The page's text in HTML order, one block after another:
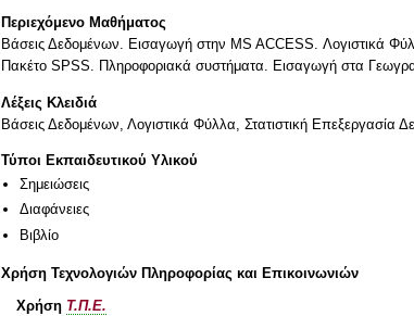
Περιεχόμενο Μαθήματος
Βάσεις Δεδομένων. Εισαγωγή στην MS ACCESS. Λογιστικά
Πακέτο SPSS. Πληροφοριακά συστήματα. Εισαγωγή στα
Λέξεις Κλειδιά
Βάσεις Δεδομένων, Λογιστικά Φύλλα, Στατιστική
Τύποι Εκπαιδευτικού Υλικού
Σημειώσεις
Διαφάνειες
Βιβλίο
Χρήση Τεχνολογιών Πληροφορίας και Επικοινωνιών
Χρήση Τ.Π.Ε.